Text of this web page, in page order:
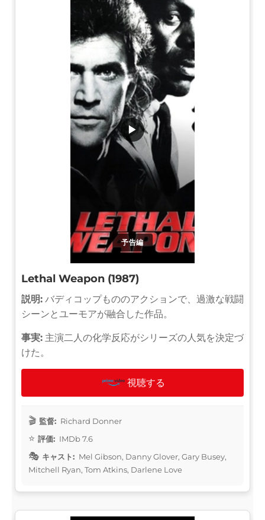
予告編
▶
Lethal Weapon (1987)
説明: バディコップもののアクションで、過激な戦闘
シーンとユーモアが融合した作品。
事実: 主演二人の化学反応がシリーズの人気を決定づ
けた。
視聴する
監督: Richard Donner
評価: IMDb 7.6
キャスト: Mel Gibson, Danny Glover, Gary Busey,
Mitchell Ryan, Tom Atkins, Darlene Love